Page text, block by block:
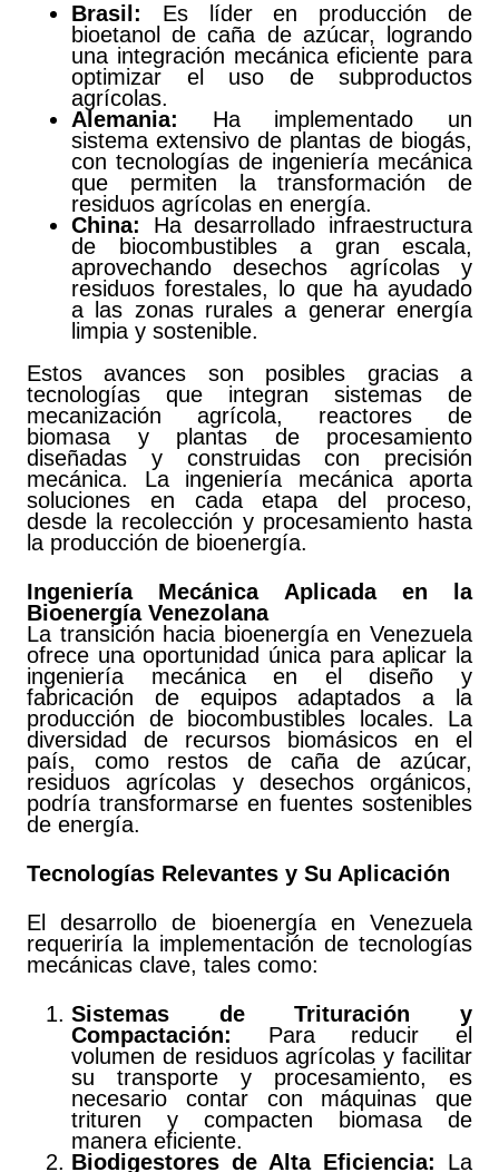
Brasil: Es líder en producción de
bioetanol de caña de azúcar, logrando
una integración mecánica eficiente para
optimizar el uso de subproductos
agrícolas.
Alemania: Ha implementado un
sistema extensivo de plantas de biogás,
con tecnologías de ingeniería mecánica
que permiten la transformación de
residuos agrícolas en energía.
China: Ha desarrollado infraestructura
de biocombustibles a gran escala,
aprovechando desechos agrícolas y
residuos forestales, lo que ha ayudado
a las zonas rurales a generar energía
limpia y sostenible.
Estos avances son posibles gracias a
tecnologías que integran sistemas de
mecanización agrícola, reactores de
biomasa y plantas de procesamiento
diseñadas y construidas con precisión
mecánica. La ingeniería mecánica aporta
soluciones en cada etapa del proceso,
desde la recolección y procesamiento hasta
la producción de bioenergía.
Ingeniería Mecánica Aplicada en la
Bioenergía Venezolana
La transición hacia bioenergía en Venezuela
ofrece una oportunidad única para aplicar la
ingeniería mecánica en el diseño y
fabricación de equipos adaptados a la
producción de biocombustibles locales. La
diversidad de recursos biomásicos en el
país, como restos de caña de azúcar,
residuos agrícolas y desechos orgánicos,
podría transformarse en fuentes sostenibles
de energía.
Tecnologías Relevantes y Su Aplicación
El desarrollo de bioenergía en Venezuela
requeriría la implementación de tecnologías
mecánicas clave, tales como:
Sistemas de Trituración y
Compactación: Para reducir el
volumen de residuos agrícolas y facilitar
su transporte y procesamiento, es
necesario contar con máquinas que
trituren y compacten biomasa de
manera eficiente.
Biodigestores de Alta Eficiencia: La